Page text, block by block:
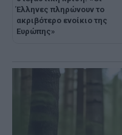
Έλληνες πληρώνουν το
ακριβότερο ενοίκιο της
Ευρώπης»